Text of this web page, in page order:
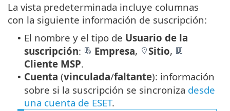
La vista predeterminada incluye columnas
con la siguiente información de suscripción:
• El nombre y el tipo de Usuario de la
suscripción: Empresa, Sitio,
Cliente MSP.
• Cuenta (vinculada/faltante): información
sobre si la suscripción se sincroniza desde
una cuenta de ESET‎.